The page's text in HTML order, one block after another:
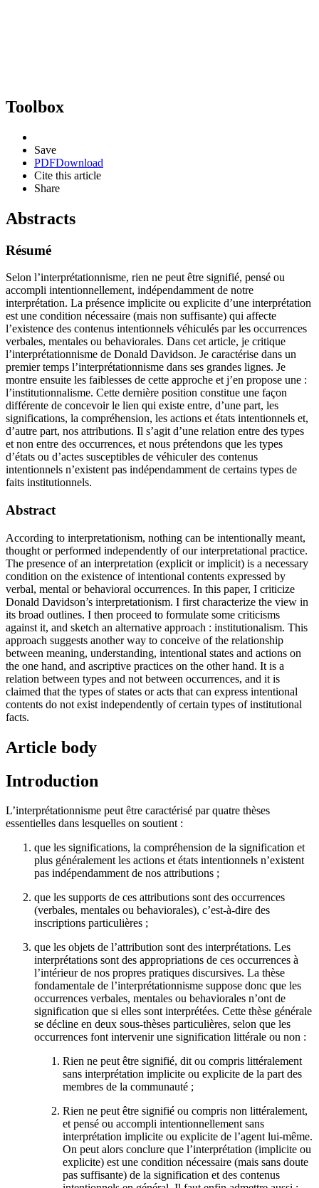
Toolbox
Save
PDFDownload
Cite this article
Share
Abstracts
Résumé
Selon l’interprétationnisme, rien ne peut être signifié, pensé ou
accompli intentionnellement, indépendamment de notre
interprétation. La présence implicite ou explicite d’une interprétation
est une condition nécessaire (mais non suffisante) qui affecte
l’existence des contenus intentionnels véhiculés par les occurrences
verbales, mentales ou behaviorales. Dans cet article, je critique
l’interprétationnisme de Donald Davidson. Je caractérise dans un
premier temps l’interprétationnisme dans ses grandes lignes. Je
montre ensuite les faiblesses de cette approche et j’en propose une :
l’institutionnalisme. Cette dernière position constitue une façon
différente de concevoir le lien qui existe entre, d’une part, les
significations, la compréhension, les actions et états intentionnels et,
d’autre part, nos attributions. Il s’agit d’une relation entre des types
et non entre des occurrences, et nous prétendons que les types
d’états ou d’actes susceptibles de véhiculer des contenus
intentionnels n’existent pas indépendamment de certains types de
faits institutionnels.
Abstract
According to interpretationism, nothing can be intentionally meant,
thought or performed independently of our interpretational practice.
The presence of an interpretation (explicit or implicit) is a necessary
condition on the existence of intentional contents expressed by
verbal, mental or behavioral occurrences. In this paper, I criticize
Donald Davidson’s interpretationism. I first characterize the view in
its broad outlines. I then proceed to formulate some criticisms
against it, and sketch an alternative approach : institutionalism. This
approach suggests another way to conceive of the relationship
between meaning, understanding, intentional states and actions on
the one hand, and ascriptive practices on the other hand. It is a
relation between types and not between occurrences, and it is
claimed that the types of states or acts that can express intentional
contents do not exist independently of certain types of institutional
facts.
Article body
Introduction
L’interprétationnisme peut être caractérisé par quatre thèses
essentielles dans lesquelles on soutient :
que les significations, la compréhension de la signification et
plus généralement les actions et états intentionnels n’existent
pas indépendamment de nos attributions ;
que les supports de ces attributions sont des occurrences
(verbales, mentales ou behaviorales), c’est-à-dire des
inscriptions particulières ;
que les objets de l’attribution sont des interprétations. Les
interprétations sont des appropriations de ces occurrences à
l’intérieur de nos propres pratiques discursives. La thèse
fondamentale de l’interprétationnisme suppose donc que les
occurrences verbales, mentales ou behaviorales n’ont de
signification que si elles sont interprétées. Cette thèse générale
se décline en deux sous-thèses particulières, selon que les
occurrences font intervenir une signification littérale ou non :
Rien ne peut être signifié, dit ou compris littéralement
sans interprétation implicite ou explicite de la part des
membres de la communauté ;
Rien ne peut être signifié ou compris non littéralement,
et pensé ou accompli intentionnellement sans
interprétation implicite ou explicite de l’agent lui-même.
On peut alors conclure que l’interprétation (implicite ou
explicite) est une condition nécessaire (mais sans doute
pas suffisante) de la signification et des contenus